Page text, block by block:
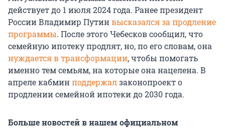
действует до 1 июля 2024 года. Ранее президент
России Владимир Путинвысказался за продление
программы. После этого Чебесков сообщил, что
семейную ипотеку продлят, но, по его словам, она
нуждается в трансформации, чтобы помогать
именно тем семьям, на которые она нацелена. В
апреле кабминподдержалзаконопроект о
продлении семейной ипотеки до 2030 года.
Больше новостей в нашем официальном